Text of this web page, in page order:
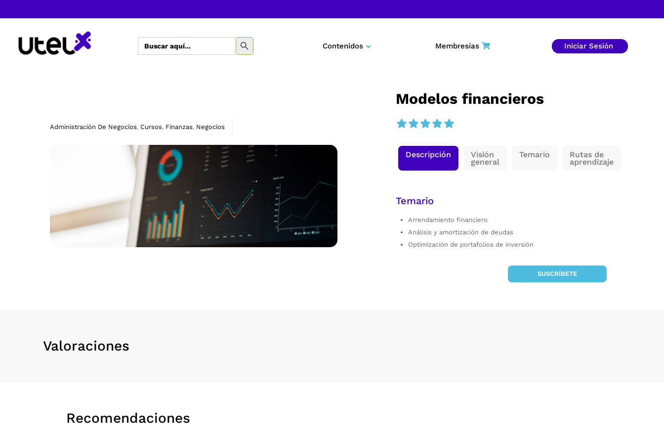
Buscar: BOTÓN DE BÚSQUEDA
Contenidos
Educación
Membresías Iniciar Sesión
Administración De Negocios, Cursos, Finanzas, Negocios
Modelos financieros
Descripción Visión
general
Temario Rutas de
aprendizaje
Temario
Arrendamiento financiero
Análisis y amortización de deudas
Optimización de portafolios de inversión
SUSCRÍBETE
Valoraciones
Recomendaciones